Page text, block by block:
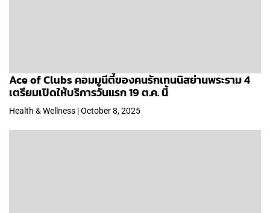
Ace of Clubs คอมมูนีตี้ของคนรักเทนนิสย่านพระราม 4
เตรียมเปิดให้บริการวันแรก 19 ต.ค. นี้
Health & Wellness | October 8, 2025